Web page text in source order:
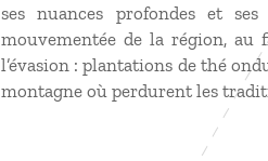
ses nuances profondes et
mouvementée de la région, au
l’évasion : plantations de thé
montagne où perdurent les